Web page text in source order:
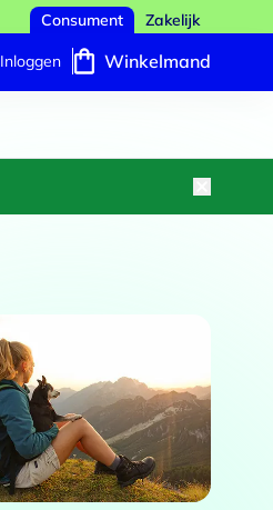
Consument Zakelijk
Inloggen Winkelmand